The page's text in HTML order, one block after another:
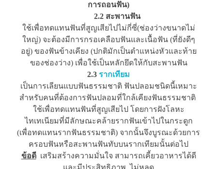
การถอนฟัน)
2.2 สะพานฟัน
ใช้เพื่อทดแทนฟันที่สูญเสียไปไม่กี่ซี่(ช่องว่างขนาดไม่
ใหญ่) จะต้องมีการกรอเคลือบฟันและเนื้อฟัน (ที่ยังดีๆ
อยู่) ของฟันข้างเคียง (ปกติมักเป็นตำแหน่งหัวและท้าย
ของช่องว่าง) เพื่อใช้เป็นหลักยึดให้กับสะพานฟัน
2.3 รากเทียม
เป็นการเลียนแบบฟันธรรมชาติ ฟันปลอมชนิดนี้เหมาะ
สำหรับคนที่ต้องการฟันปลอมที่ใกล้เคียงฟันธรรมชาติ
ใช้เพื่อทดแทนฟันที่สูญเสียไป โดยการฝังโลหะ
ไทเทเนียมที่มีลักษณะคล้ายรากฟันเข้าไปในกระดูก
(เพื่อทดแทนรากฟันธรรมชาติ) จากนั้นจึงบูรณะด้วยการ
ครอบฟันหรือสะพานฟันทับบนรากเทียมนั้นต่อไป
ข้อดีเสริมสร้างความมั่นใจ สามารถเคี้ยวอาหารได้ดี
และมีประสิทธิภาพ ไม่หลุด